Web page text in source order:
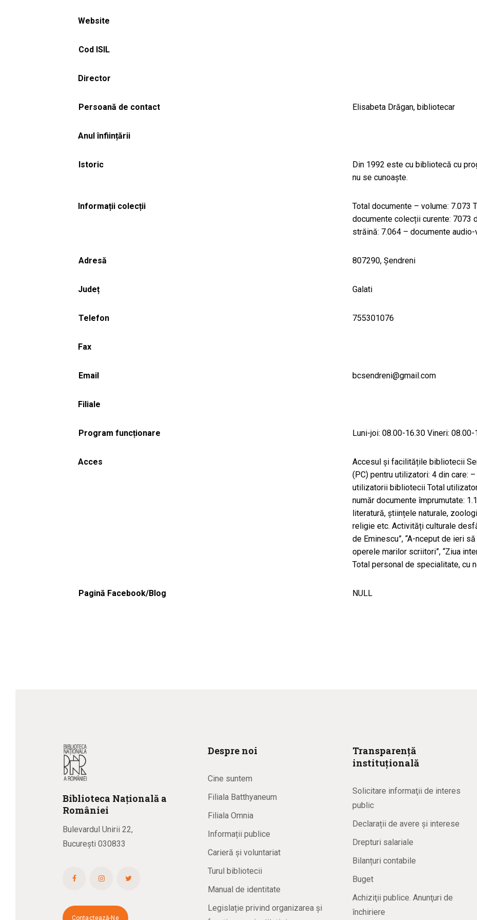
Website
Cod ISIL
Director
Persoană de contact Elisabeta Drăgan, bibliotecar
Anul înființării
Istoric
Din 1992 este cu bibliotecă cu
nu se cunoaște.
Informații colecții
Total documente – volume: 7.073
documente colecții curente: 7073
străină: 7.064 – documente audio-
Adresă 807290, Şendreni
Județ Galati
Telefon 755301076
Fax
Email bcsendreni@gmail.com
Filiale
Program funcționare Luni-joi: 08.00-16.30 Vineri: 08.00-
Acces
Accesul și facilitățile bibliotecii
(PC) pentru utilizatori: 4 din care:
utilizatorii bibliotecii Total
număr documente împrumutate:
literatură, științele naturale,
religie etc. Activități culturale
de Eminescu”, “A-nceput de ieri
operele marilor scriitori”, “Ziua
Total personal de specialitate, cu
Pagină Facebook/Blog NULL
Biblioteca Națională a
României
Bulevardul Unirii 22,
București 030833
Contactează-Ne
Despre noi
Cine suntem
Filiala Batthyaneum
Filiala Omnia
Informații publice
Carieră și voluntariat
Turul bibliotecii
Manual de identitate
Legislație privind organizarea și
Transparență
instituțională
Solicitare informaţii de interes
public
Declarații de avere și interese
Drepturi salariale
Bilanțuri contabile
Buget
Achiziţii publice. Anunţuri de
închiriere